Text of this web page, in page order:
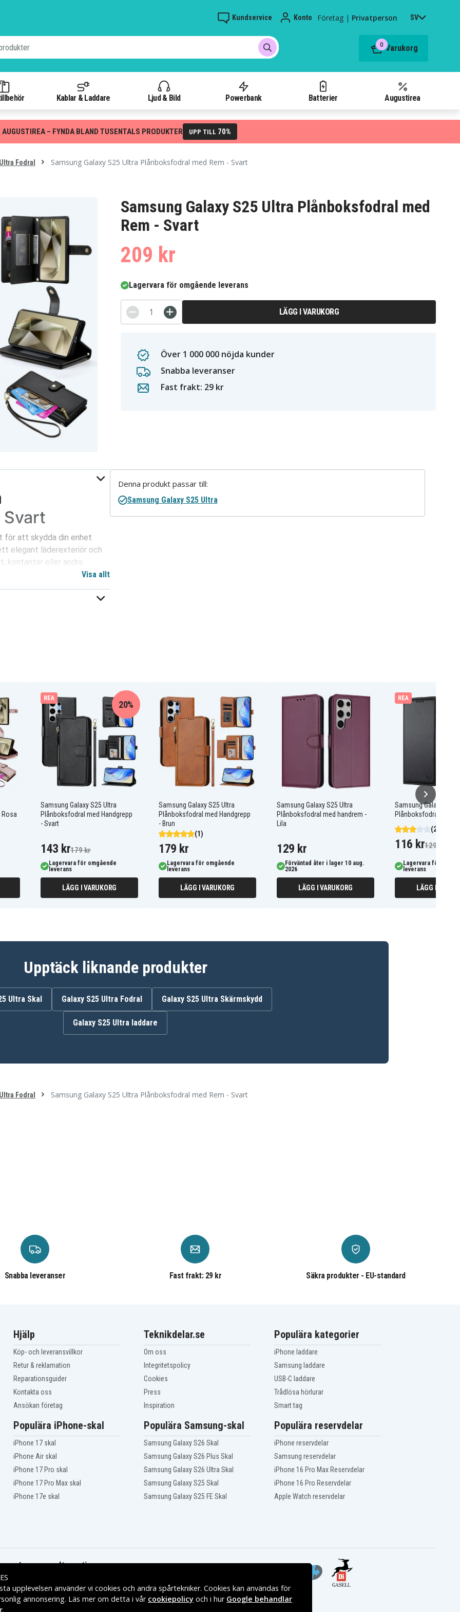
Kundservice Konto Företag | Privatperson SV
0 Varukorg
Kablar & Laddare Ljud & Bild Powerbank Batterier Augustirea
AUGUSTIREA – FYNDA BLAND TUSENTALS PRODUKTER UPP TILL 70%
Fodral Samsung Galaxy S25 Ultra Plånboksfodral med Rem - Svart
Samsung Galaxy S25 Ultra Plånboksfodral med
Rem - Svart
209 kr
Lagervara för omgående leverans
LÄGG I VARUKORG
Över 1 000 000 nöjda kunder
Snabba leveranser
Fast frakt: 29 kr
Svart
för att skydda din enhet
elegant läderexteriör och
kontanter eller andra
för enkel hantering och
skydd mot
ett idealiskt tillbehör för alla
Visa allt
Denna produkt passar till:
Samsung Galaxy S25 Ultra
REA
Samsung Galaxy S25 Ultra
Plånboksfodral med Handgrepp
- Svart
20%
143 kr179 kr
Lagervara för omgående
leverans
LÄGG I VARUKORG
Samsung Galaxy S25 Ultra
Plånboksfodral med Handgrepp
- Brun
(1)
179 kr
Lagervara för omgående
leverans
LÄGG I VARUKORG
Samsung Galaxy S25 Ultra
Plånboksfodral med handrem -
Lila
129 kr
Förväntad åter i lager 10 aug.
2026
LÄGG I VARUKORG
REA
Samsung Galaxy S25
Plånboksfodral - Svart
(2)
116 kr129 kr
Lagervara för
leverans
LÄGG I
Upptäck liknande produkter
Ultra Skal Galaxy S25 Ultra Fodral Galaxy S25 Ultra Skärmskydd
Galaxy S25 Ultra laddare
Fodral Samsung Galaxy S25 Ultra Plånboksfodral med Rem - Svart
Snabba leveranser Fast frakt: 29 kr Säkra produkter - EU-standard
Hjälp
Köp- och leveransvillkor
Retur & reklamation
Reparationsguider
Kontakta oss
Ansökan företag
Teknikdelar.se
Om oss
Integritetspolicy
Cookies
Press
Inspiration
Populära kategorier
iPhone laddare
Samsung laddare
USB-C laddare
Trådlösa hörlurar
Smart tag
Populära iPhone-skal
iPhone 17 skal
iPhone Air skal
iPhone 17 Pro skal
iPhone 17 Pro Max skal
iPhone 17e skal
Populära Samsung-skal
Samsung Galaxy S26 Skal
Samsung Galaxy S26 Plus Skal
Samsung Galaxy S26 Ultra Skal
Samsung Galaxy S25 Skal
Samsung Galaxy S25 FE Skal
Populära reservdelar
iPhone reservdelar
Samsung reservdelar
iPhone 16 Pro Max Reservdelar
iPhone 16 Pro Reservdelar
Apple Watch reservdelar
Leveransalternativ
upplevelsen använder vi cookies och andra spårtekniker. Cookies kan användas för
annonsering. Läs mer om detta i vår cookiepolicy och i hur Google behandlar
.